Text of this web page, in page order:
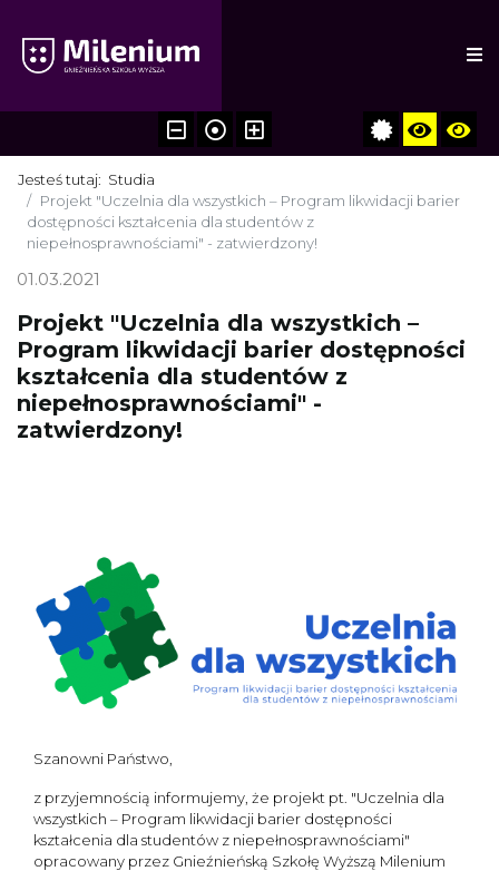
Jesteś tutaj: Studia
Projekt "Uczelnia dla wszystkich – Program likwidacji barier
dostępności kształcenia dla studentów z
niepełnosprawnościami" - zatwierdzony!
01.03.2021
Projekt "Uczelnia dla wszystkich –
Program likwidacji barier dostępności
kształcenia dla studentów z
niepełnosprawnościami" -
zatwierdzony!
Szanowni Państwo,
z przyjemnością informujemy, że projekt pt. "Uczelnia dla
wszystkich – Program likwidacji barier dostępności
kształcenia dla studentów z niepełnosprawnościami"
opracowany przez Gnieźnieńską Szkołę Wyższą Milenium